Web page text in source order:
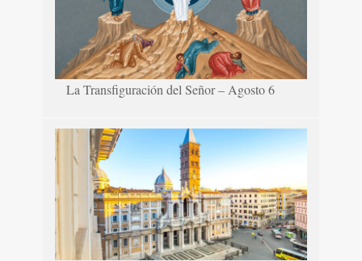
La Transfiguración del Señor – Agosto 6